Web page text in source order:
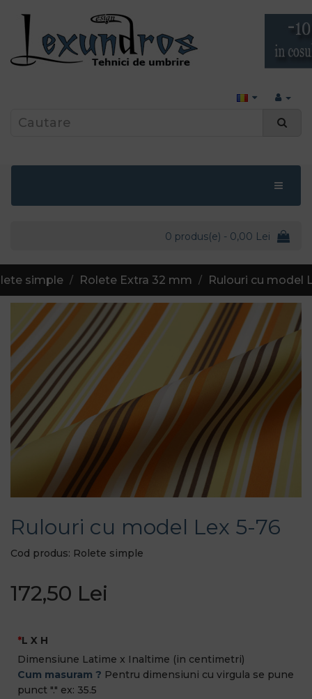
0 produs(e) - 0,00 Lei
simple Rolete Extra 32 mm Rulouri cu model
Rulouri cu model Lex 5-76
Cod produs: Rolete simple
172,50 Lei
L X H
Dimensiune Latime x Inaltime (in centimetri)
Cum masuram ? Pentru dimensiuni cu virgula se pune
punct "." ex: 35.5